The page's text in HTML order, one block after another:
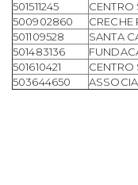
501511245
CENTRO
500902860
CRECHE
501109528
SANTA
501483136
501610421
503644650